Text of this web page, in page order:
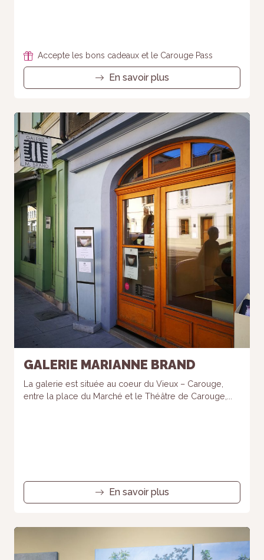
Accepte les bons cadeaux et le Carouge Pass
En savoir plus
GALERIE MARIANNE BRAND
La galerie est située au coeur du Vieux – Carouge,
entre la place du Marché et le Théâtre de Carouge,...
En savoir plus